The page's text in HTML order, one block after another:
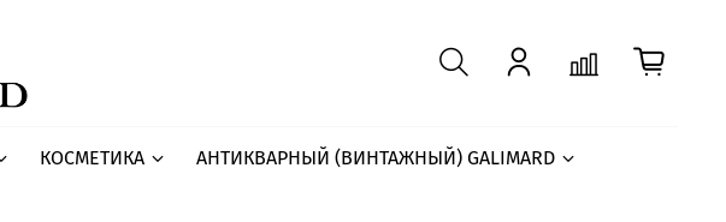
КОСМЕТИКА АНТИКВАРНЫЙ (ВИНТАЖНЫЙ) GALIMARD